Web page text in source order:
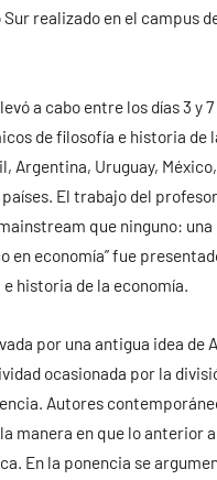
Sur realizado en el campus
a cabo entre los días 3 y
de filosofía e historia de
Argentina, Uruguay,
El trabajo del
que ninguno:
en economía” fue
historia de la economía.
por una antigua idea de
ocasionada por la
Autores
manera en que lo anterior
En la ponencia se